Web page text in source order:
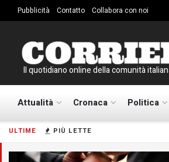
ULTIME PIÙ LETTE
Pubblicità Contatto Collabora con noi
Il quotidiano online della comunità
Attualità Cronaca Politica